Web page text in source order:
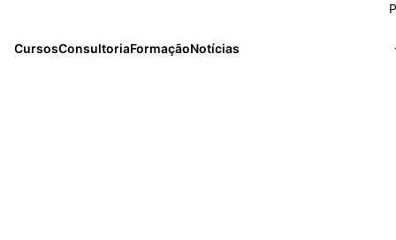
CursosConsultoriaFormaçãoNotícias